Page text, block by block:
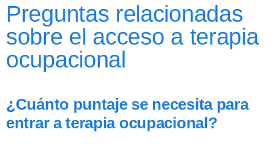
Preguntas relacionadas
sobre el acceso a terapia
ocupacional
¿Cuánto puntaje se necesita para
entrar a terapia ocupacional?